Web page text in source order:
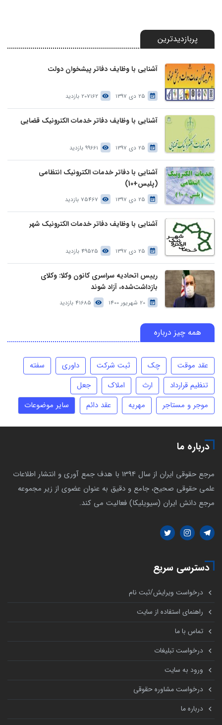
پربازدیدترین
آشنایی با وظایف دفاتر پیشخوان دولت
25 دی 1397 207162 بازدید
آشنایی با وظایف دفاتر خدمات الکترونیک قضایی
25 دی 1397 99661 بازدید
آشنایی با دفاتر خدمات الکترونیک انتظامی
(پلیس+10)
25 دی 1397 75467 بازدید
آشنایی با وظایف دفاتر خدمات الکترونیک شهر
25 دی 1397 49525 بازدید
رییس اتحادیه سراسری کانون وکلا: وکلای
بازداشت‌شده، آزاد شوند
20 شهریور 1400 41685 بازدید
همه چیز درباره
عقد موقت چک ثبت شرکت داوری
سفته
تنظیم قرارداد
ارث املاک
جعل
موجر و مستاجر
مهریه عقد دائم سایر موضوعات
درباره ما
مرجع حقوقی ایران از سال 1394 با هدف جمع آوری و انتشار اطلاعات
علمی حقوقی صحیح، جامع و دقیق به عنوان عضوی از زیر مجموعه
مرجع دانش ایران (سیویلیکا) فعالیت می کند.
دسترسی سریع
درخواست ویرایش/ثبت نام
راهنمای استفاده از سایت
تماس با ما
درخواست تبلیغات
ورود به سایت
درخواست مشاوره حقوقی
درباره ما